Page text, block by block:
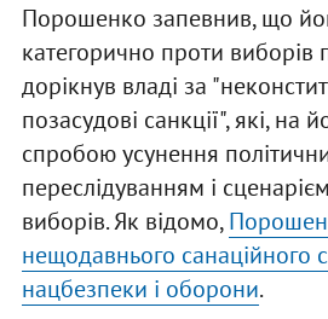
Порошенко запевнив, що
категорично проти виборів
дорікнув владі за
позасудові санкції", які, на
спробою усунення
переслідуванням і
виборів. Як відомо,
нещодавнього санаційного
нацбезпеки і оборони.